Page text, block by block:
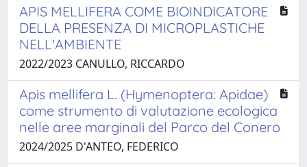
APIS MELLIFERA COME BIOINDICATORE
DELLA PRESENZA DI MICROPLASTICHE
NELL'AMBIENTE
2022/2023 CANULLO, RICCARDO
Apis mellifera L. (Hymenoptera: Apidae)
come strumento di valutazione ecologica
nelle aree marginali del Parco del Conero
2024/2025 D'ANTEO, FEDERICO